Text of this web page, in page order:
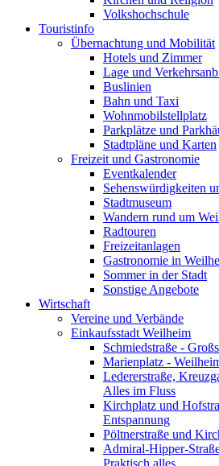
Volkshochschule
Touristinfo
Übernachtung und Mobilität
Hotels und Zimmer
Lage und
Buslinien
Bahn und Taxi
Wohnmobilstellplatz
Parkplätze und
Stadtpläne und Karten
Freizeit und Gastronomie
Eventkalender
Sehenswürdigkeiten
Stadtmuseum
Wandern rund um
Radtouren
Freizeitanlagen
Gastronomie in
Sommer in der Stadt
Sonstige Angebote
Wirtschaft
Vereine und Verbände
Einkaufsstadt Weilheim
Schmiedstraße -
Marienplatz -
Ledererstraße,
Alles im Fluss
Kirchplatz und
Entspannung
Pöltnerstraße und
Admiral-Hipper-
Praktisch alles